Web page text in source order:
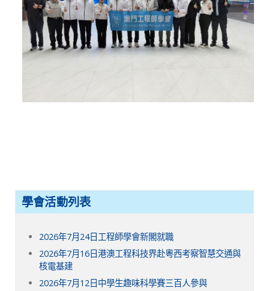
學會活動列表
2026年7月24日工程師學會新閣就職
2026年7月16日港澳工程科技界赴粵西考察智慧交通與
核電基建
2026年7月12日中學生趣味科學賽三百人參與